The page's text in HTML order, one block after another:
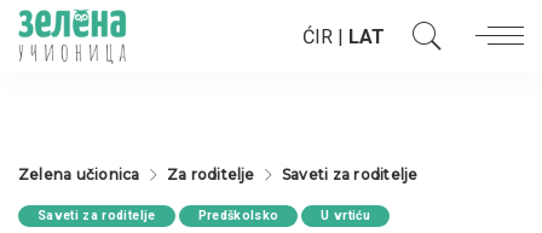
ĆIR | LAT
Zelena učionica Za roditelje Saveti za roditelje
Saveti za roditelje Predškolsko U vrtiću